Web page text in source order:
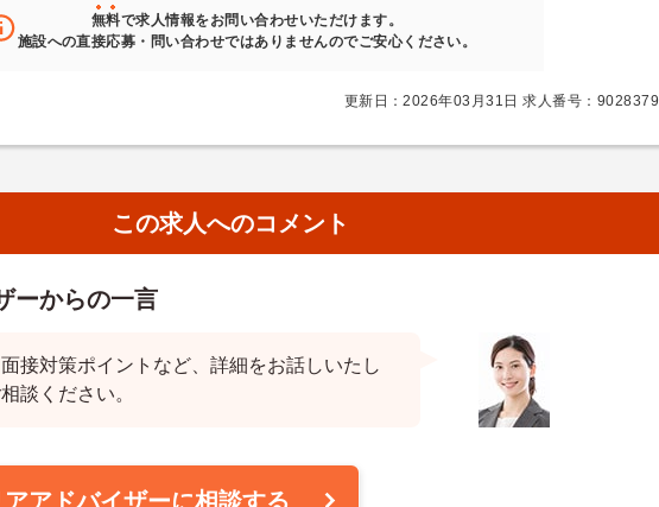
無料で求人情報をお問い合わせいただけます。
施設への直接応募・問い合わせではありませんのでご安心ください。
更新日：2026年03月31日 求人番号：9028379
この求人へのコメント
ーからの一言
接対策ポイントなど、詳細をお話しいたし
談ください。
アアドバイザーに相談する